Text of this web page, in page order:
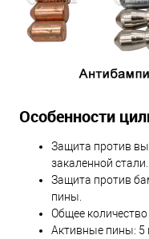
Особенности
Защита против
закаленной стали.
Защита против
пины.
Общее
Активные пины: 5